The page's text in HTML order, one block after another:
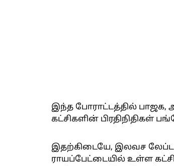
இந்த போராட்டத்தில் பாஜக,
கட்சிகளின் பிரதிநிதிகள்
இதற்கிடையே, இலவச
ராயப்பேட்டையில் உள்ள